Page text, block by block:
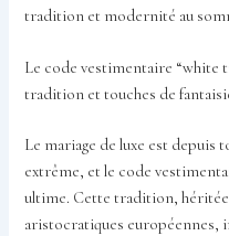
tradition et modernité au
Le code vestimentaire “white
tradition et touches de
Le mariage de luxe est depuis
extrême, et le code
ultime. Cette tradition,
aristocratiques européennes,